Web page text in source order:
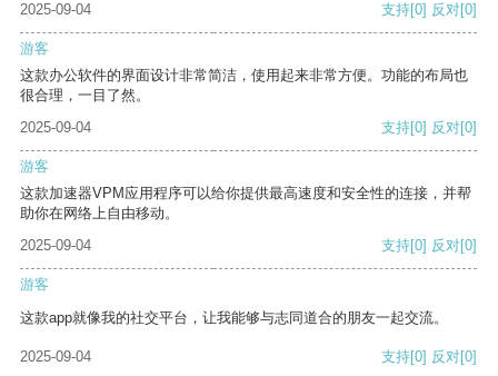
2025-09-04
支持[0] 反对[0]
游客
这款办公软件的界面设计非常简洁，使用起来非常方便。功能的布局也
很合理，一目了然。
2025-09-04
支持[0] 反对[0]
游客
这款加速器VPM应用程序可以给你提供最高速度和安全性的连接，并帮
助你在网络上自由移动。
2025-09-04
支持[0] 反对[0]
游客
这款app就像我的社交平台，让我能够与志同道合的朋友一起交流。
2025-09-04 支持[0] 反对[0]